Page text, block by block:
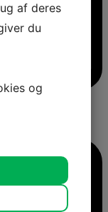
af deres
du
og